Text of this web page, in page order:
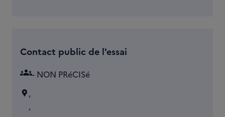
Contact public de l'essai
groups- NON PRéCISé
,
,